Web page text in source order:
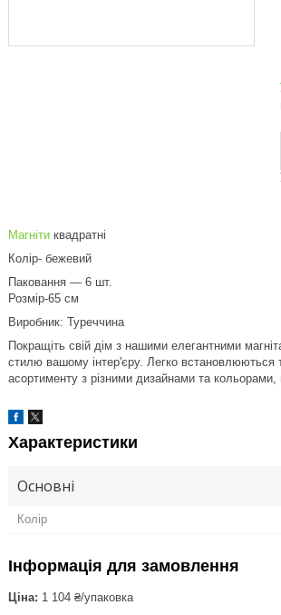
Магніти квадратні
Колір- бежевий
Паковання — 6 шт.
Розмір-65 см
Виробник: Туреччина
Покращіть свій дім з нашими елегантними
стилю вашому інтер'єру. Легко встановлюються
асортименту з різними дизайнами та
Характеристики
Основні
Колір
Інформація для замовлення
Ціна: 1 104 ₴/упаковка